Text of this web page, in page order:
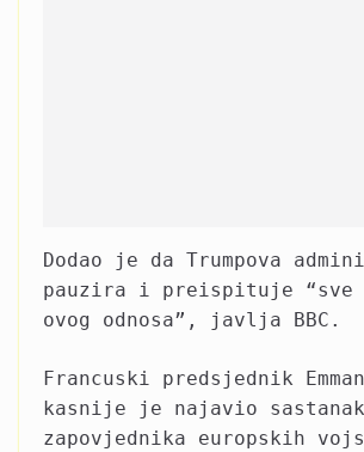
Dodao je da Trumpova
pauzira i preispituje “sve
ovog odnosa”, javlja BBC.
Francuski predsjednik
kasnije je najavio sastanak
zapovjednika europskih